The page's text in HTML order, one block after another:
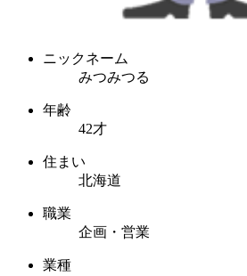
ニックネーム
みつみつる
年齢
42才
住まい
北海道
職業
企画・営業
業種